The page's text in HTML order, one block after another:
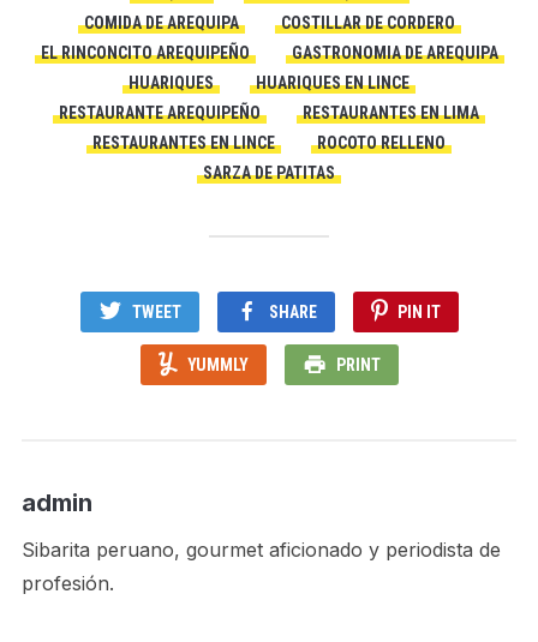
COMIDA DE AREQUIPA
COSTILLAR DE CORDERO
EL RINCONCITO AREQUIPEÑO
GASTRONOMIA DE AREQUIPA
HUARIQUES
HUARIQUES EN LINCE
RESTAURANTE AREQUIPEÑO
RESTAURANTES EN LIMA
RESTAURANTES EN LINCE
ROCOTO RELLENO
SARZA DE PATITAS
TWEET SHARE PIN IT
YUMMLY PRINT
admin
Sibarita peruano, gourmet aficionado y periodista de
profesión.